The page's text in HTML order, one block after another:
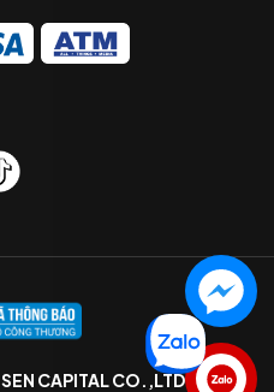
SEN CAPITAL CO.,LTD